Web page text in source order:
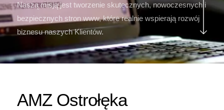
Naszą misją jest tworzenie skutecznych, nowoczesnych i
bezpiecznych stron www, które realnie wspierają rozwój
biznesu naszych Klientów.
AMZ Ostrołęka